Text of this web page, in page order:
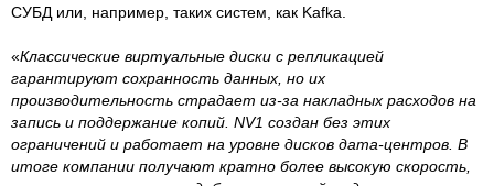
СУБД или, например, таких систем, как Kafka.
«Классические виртуальные диски с репликацией
гарантируют сохранность данных, но их
производительность страдает из-за накладных расходов на
запись и поддержание копий. NV1 создан без этих
ограничений и работает на уровне дисков дата-центров. В
итоге компании получают кратно более высокую скорость,